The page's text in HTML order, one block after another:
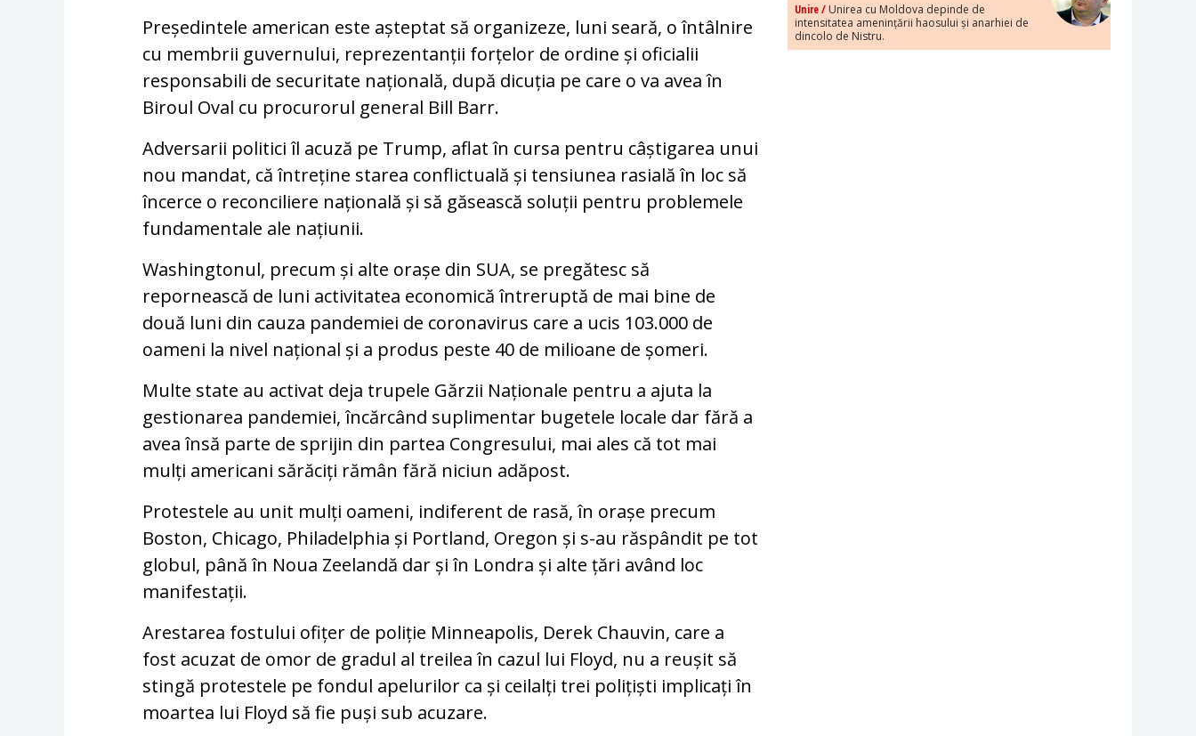
Președintele american este așteptat să organizeze, luni seară, o întâlnire
cu membrii guvernului, reprezentanții forțelor de ordine și oficialii
responsabili de securitate națională, după dicuția pe care o va avea în
Biroul Oval cu procurorul general Bill Barr.
Adversarii politici îl acuză pe Trump, aflat în cursa pentru câștigarea unui
nou mandat, că întreține starea conflictuală și tensiunea rasială în loc să
încerce o reconciliere națională și să găsească soluții pentru problemele
fundamentale ale națiunii.
Washingtonul, precum și alte orașe din SUA, se pregătesc să
repornească de luni activitatea economică întreruptă de mai bine de
două luni din cauza pandemiei de coronavirus care a ucis 103.000 de
oameni la nivel național și a produs peste 40 de milioane de șomeri.
Multe state au activat deja trupele Gărzii Naționale pentru a ajuta la
gestionarea pandemiei, încărcând suplimentar bugetele locale dar fără a
avea însă parte de sprijin din partea Congresului, mai ales că tot mai
mulți americani sărăciți rămân fără niciun adăpost.
Protestele au unit mulți oameni, indiferent de rasă, în orașe precum
Boston, Chicago, Philadelphia și Portland, Oregon și s-au răspândit pe tot
globul, până în Noua Zeelandă dar și în Londra și alte țări având loc
manifestații.
Arestarea fostului ofițer de poliție Minneapolis, Derek Chauvin, care a
fost acuzat de omor de gradul al treilea în cazul lui Floyd, nu a reușit să
stingă protestele pe fondul apelurilor ca și ceilalți trei polițiști implicați în
moartea lui Floyd să fie puși sub acuzare.
Unire / Unirea cu Moldova depinde de
intensitatea amenințării haosului și anarhiei de
dincolo de Nistru.